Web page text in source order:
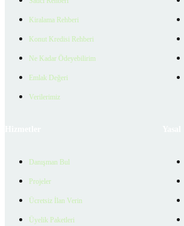
Kiralama Rehberi
Konut Kredisi Rehberi
Ne Kadar Ödeyebilirim
Emlak Değeri
Verilerimiz
Danışman Bul
Projeler
Ücretsiz İlan Verin
Üyelik Paketleri